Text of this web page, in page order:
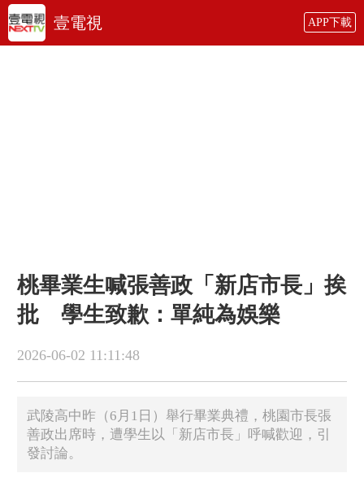
壹電視 APP下載
桃畢業生喊張善政「新店市長」挨
批 學生致歉：單純為娛樂
2026-06-02 11:11:48
武陵高中昨（6月1日）舉行畢業典禮，桃園市長張
善政出席時，遭學生以「新店市長」呼喊歡迎，引
發討論。